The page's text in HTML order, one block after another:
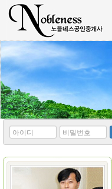
*
아
디
*
비
번
호